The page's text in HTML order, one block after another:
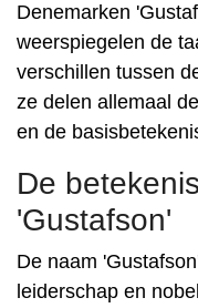
Denemarken
weerspiegelen de
verschillen tussen
ze delen allemaal
en de
De
'Gustafson'
De naam
leiderschap en